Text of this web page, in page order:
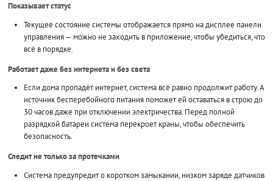
Показывает статус
Текущее состояние системы отображается прямо на дисплее панели
управления — можно не заходить в приложение, чтобы убедиться, что
всё в порядке.
Работает даже без интернета и без света
Если дома пропадёт интернет, система всё равно продолжит работу. А
источник бесперебойного питания поможет ей оставаться в строю до
30 часов даже при отключении электричества. Перед полной
разрядкой батареи система перекроет краны, чтобы обеспечить
безопасность.
Следит не только за протечками
Система предупредит о коротком замыкании, низком заряде датчиков